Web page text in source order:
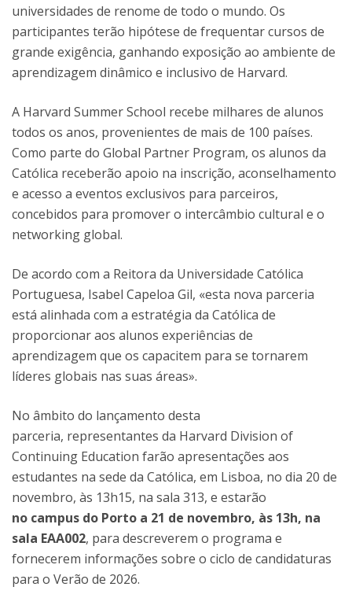
universidades de renome de todo o mundo. Os
participantes terão hipótese de frequentar cursos de
grande exigência, ganhando exposição ao ambiente de
aprendizagem dinâmico e inclusivo de Harvard.
A Harvard Summer School recebe milhares de alunos
todos os anos, provenientes de mais de 100 países.
Como parte do Global Partner Program, os alunos da
Católica receberão apoio na inscrição, aconselhamento
e acesso a eventos exclusivos para parceiros,
concebidos para promover o intercâmbio cultural e o
networking global.
De acordo com a Reitora da Universidade Católica
Portuguesa, Isabel Capeloa Gil, «esta nova parceria
está alinhada com a estratégia da Católica de
proporcionar aos alunos experiências de
aprendizagem que os capacitem para se tornarem
líderes globais nas suas áreas».
No âmbito do lançamento desta
parceria, representantes da Harvard Division of
Continuing Education farão apresentações aos
estudantes na sede da Católica, em Lisboa, no dia 20 de
novembro, às 13h15, na sala 313, e estarão
no campus do Porto a 21 de novembro, às 13h, na
sala EAA002, para descreverem o programa e
fornecerem informações sobre o ciclo de candidaturas
para o Verão de 2026.